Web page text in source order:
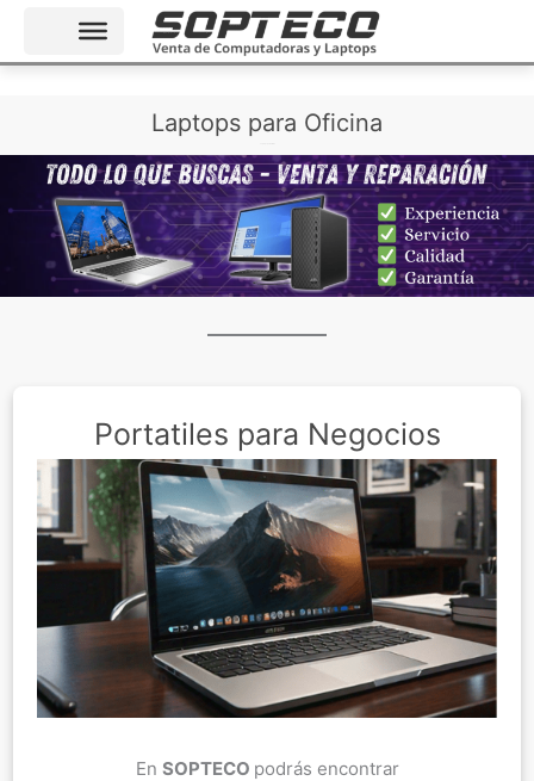
contenido
Laptops para Oficina
Portatiles para Negocios
En SOPTECO podrás encontrar